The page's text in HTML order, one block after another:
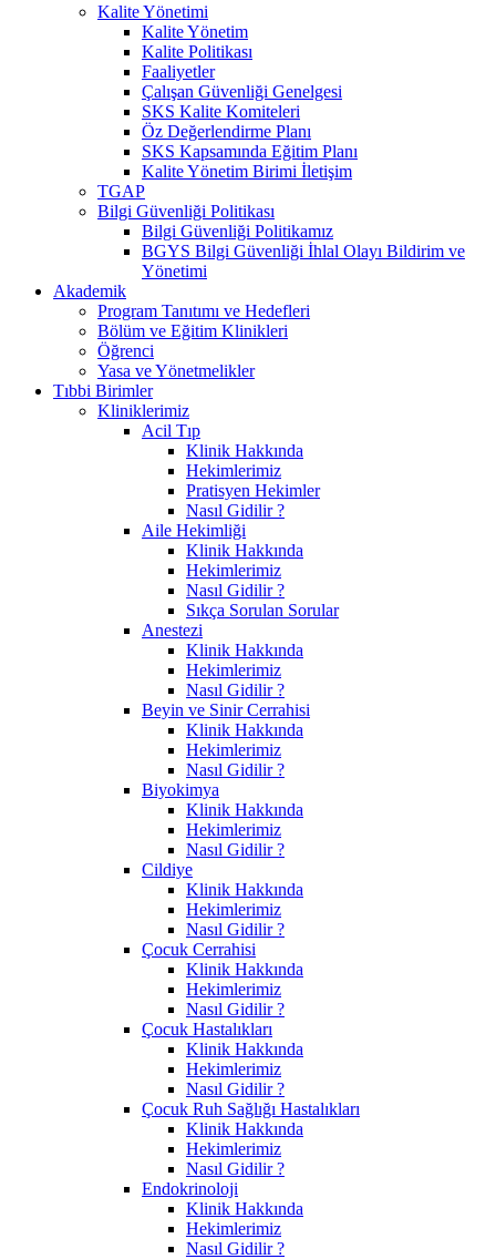
Kalite Yönetimi
Kalite Yönetim
Kalite Politikası
Faaliyetler
Çalışan Güvenliği Genelgesi
SKS Kalite Komiteleri
Öz Değerlendirme Planı
SKS Kapsamında Eğitim Planı
Kalite Yönetim Birimi İletişim
TGAP
Bilgi Güvenliği Politikası
Bilgi Güvenliği Politikamız
BGYS Bilgi Güvenliği İhlal Olayı Bildirim ve
Yönetimi
Akademik
Program Tanıtımı ve Hedefleri
Bölüm ve Eğitim Klinikleri
Öğrenci
Yasa ve Yönetmelikler
Tıbbi Birimler
Kliniklerimiz
Acil Tıp
Klinik Hakkında
Hekimlerimiz
Pratisyen Hekimler
Nasıl Gidilir ?
Aile Hekimliği
Klinik Hakkında
Hekimlerimiz
Nasıl Gidilir ?
Sıkça Sorulan Sorular
Anestezi
Klinik Hakkında
Hekimlerimiz
Nasıl Gidilir ?
Beyin ve Sinir Cerrahisi
Klinik Hakkında
Hekimlerimiz
Nasıl Gidilir ?
Biyokimya
Klinik Hakkında
Hekimlerimiz
Nasıl Gidilir ?
Cildiye
Klinik Hakkında
Hekimlerimiz
Nasıl Gidilir ?
Çocuk Cerrahisi
Klinik Hakkında
Hekimlerimiz
Nasıl Gidilir ?
Çocuk Hastalıkları
Klinik Hakkında
Hekimlerimiz
Nasıl Gidilir ?
Çocuk Ruh Sağlığı Hastalıkları
Klinik Hakkında
Hekimlerimiz
Nasıl Gidilir ?
Endokrinoloji
Klinik Hakkında
Hekimlerimiz
Nasıl Gidilir ?